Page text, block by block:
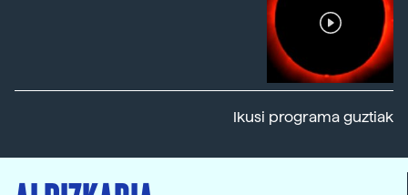
Ikusi programa guztiak